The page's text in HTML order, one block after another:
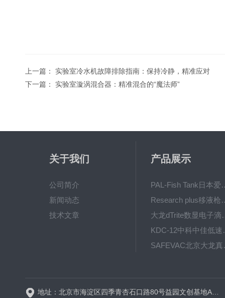
上一篇： 实验室冷水机故障排除指南：保持冷静，精准应对
下一篇： 实验室漩涡混合器：精准混合的“魔法师”
关于我们
公司简介
新闻动态
技术文章
产品展示
PAL-Fish Tank
Research plus
大龙dTrite
KDC-